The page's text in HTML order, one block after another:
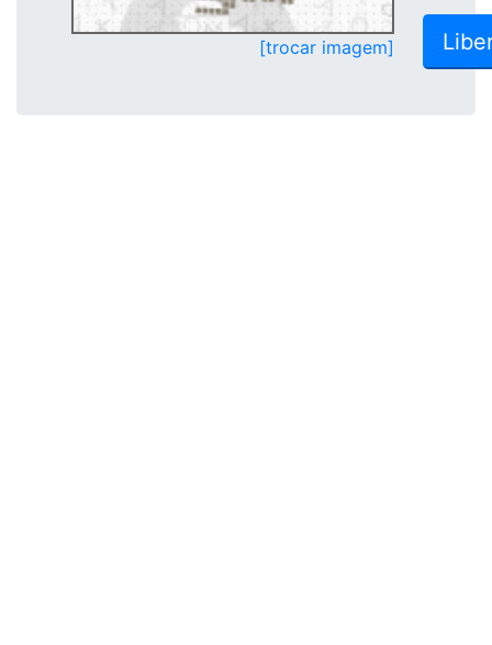
[trocar imagem]